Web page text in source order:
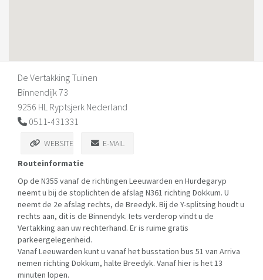
De Vertakking Tuinen
Binnendijk 73
9256 HL Ryptsjerk Nederland
0511-431331
WEBSITE
E-MAIL
Routeinformatie
Op de N355 vanaf de richtingen Leeuwarden en Hurdegaryp
neemt u bij de stoplichten de afslag N361 richting Dokkum. U
neemt de 2e afslag rechts, de Breedyk. Bij de Y-splitsing houdt u
rechts aan, dit is de Binnendyk. Iets verderop vindt u de
Vertakking aan uw rechterhand. Er is ruime gratis
parkeergelegenheid.
Vanaf Leeuwarden kunt u vanaf het busstation bus 51 van Arriva
nemen richting Dokkum, halte Breedyk. Vanaf hier is het 13
minuten lopen.